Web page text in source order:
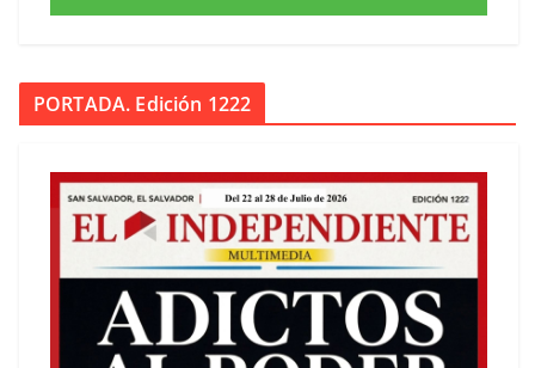
PORTADA. Edición 1222